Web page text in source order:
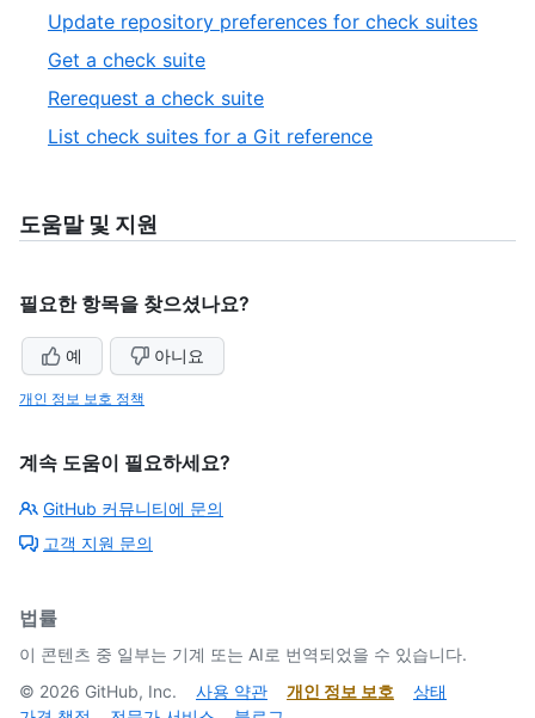
2
Update repository preferences for check suites,
Get a check suite,
3
5
Rerequest a check suite,
4
List check suites for a Git reference,
도움말 및 지원
필요한 항목을 찾으셨나요?
예 아니요
개인 정보 보호 정책
계속 도움이 필요하세요?
GitHub 커뮤니티에 문의
고객 지원 문의
법률
이 콘텐츠 중 일부는 기계 또는 AI로 번역되었을 수 있습니다.
© 2026 GitHub, Inc. 사용 약관 개인 정보 보호
상태